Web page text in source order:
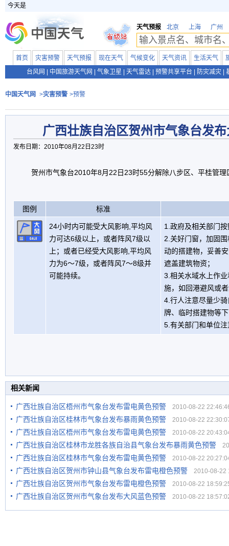
今天是
天气预报 北京 上海 广州
首页 灾害预警 天气预报 现在天气 气候变化 天气资讯 生活天气
台风网
中国旅游天气网 气象卫星 天气雷达 预警共享平台 防灾减灾
中国天气网 >灾害预警 >预警
广西壮族自治区贺州市气象台发
发布日期：2010年08月22日23时
贺州市气象台2010年8月22日23时55分解除八步区、平桂管
图例 标准
24小时内可能受大风影响,平均风
力可达6级以上，或者阵风7级以
上；或者已经受大风影响,平均风
力为6～7级，或者阵风7～8级并
可能持续。
1.政府及相关部门
2.关好门窗，加固
动的搭建物，妥善
遮盖建筑物资；
3.相关水域水上作
施，如回港避风或
4.行人注意尽量少
牌、临时搭建物等
5.有关部门和单位
相关新闻
广西壮族自治区梧州市气象台发布雷电黄色预警 2010-08-22
广西壮族自治区桂林市气象台发布暴雨黄色预警 2010-08-22
广西壮族自治区梧州市气象台发布雷电黄色预警 2010-08-22
广西壮族自治区桂林市龙胜各族自治县气象台发布暴雨黄色预警
广西壮族自治区桂林市气象台发布雷电黄色预警 2010-08-22
广西壮族自治区贺州市钟山县气象台发布雷电橙色预警 2010-08-22
广西壮族自治区贺州市气象台发布雷电橙色预警 2010-08-22
广西壮族自治区贺州市气象台发布大风蓝色预警 2010-08-22